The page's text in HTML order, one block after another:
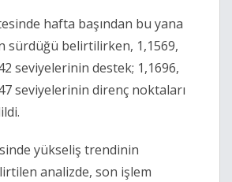
hafta başından bu yana
sürdüğü belirtilirken, 1,1569,
seviyelerinin destek; 1,1696,
seviyelerinin direnç noktaları
yükseliş trendinin
analizde, son işlem